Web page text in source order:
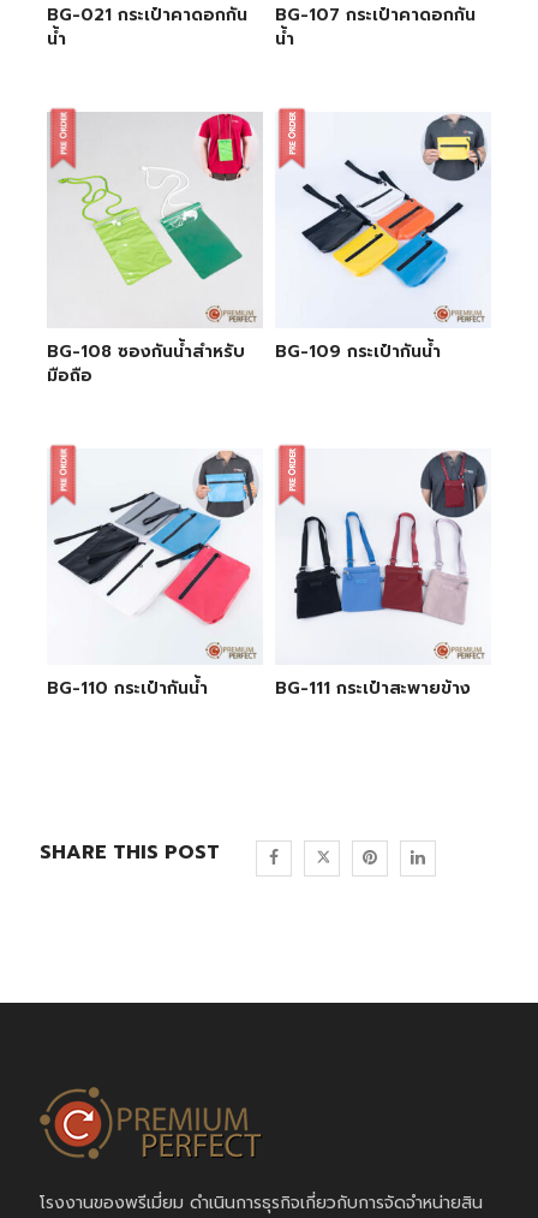
BG-021 กระเป๋าคาดอกกัน
น้ำ
BG-107 กระเป๋าคาดอกกัน
น้ำ
BG-108 ซองกันน้ำสำหรับ
มือถือ
BG-109 กระเป๋ากันน้ำ
BG-110 กระเป๋ากันน้ำ BG-111 กระเป๋าสะพายข้าง
SHARE THIS POST
โรงงานของพรีเมี่ยม ดำเนินการธุรกิจเกี่ยวกับการจัดจำหน่ายสิน